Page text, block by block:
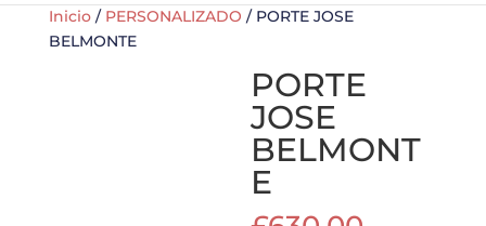
Inicio/ PERSONALIZADO / PORTE JOSE
BELMONTE
PORTE
JOSE
BELMONT
E